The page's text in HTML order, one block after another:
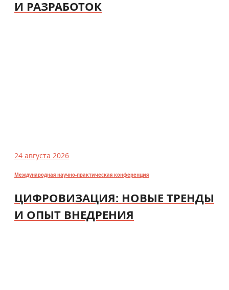
И РАЗРАБОТОК
24 августа 2026
Международная научно-практическая конференция
ЦИФРОВИЗАЦИЯ: НОВЫЕ ТРЕНДЫ
И ОПЫТ ВНЕДРЕНИЯ